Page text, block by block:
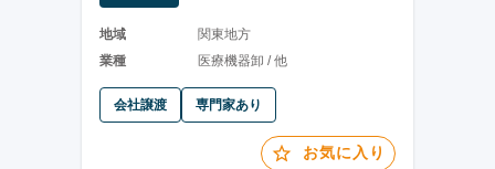
地域
関東地方
業種
医療機器卸 / 他
会社譲渡 専門家あり
お気に入り